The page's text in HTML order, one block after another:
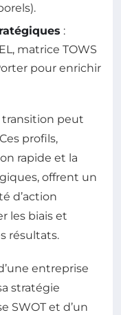
:
matrice TOWS
pour enrichir
transition peut
profils,
rapide et la
offrent un
d’action
les biais et
résultats.
entreprise
stratégie
SWOT et d’un